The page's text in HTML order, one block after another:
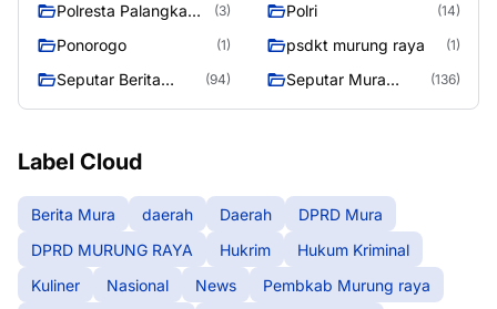
Polresta Palangka
(3) Polri (14)
Ponorogo (1) psdkt murung raya (1)
Seputar Berita
(94)
Seputar Mura
(136)
Label Cloud
Berita Mura daerah Daerah
DPRD Mura
DPRD MURUNG RAYA
Hukrim
Hukum Kriminal
Kuliner
Nasional News
Pembkab Murung raya